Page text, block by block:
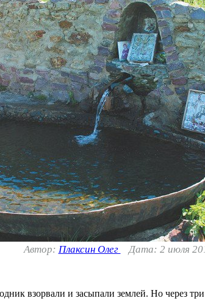
Автор: Плаксин Олег Дата: 2 июля
взорвали и засыпали землей. Но через